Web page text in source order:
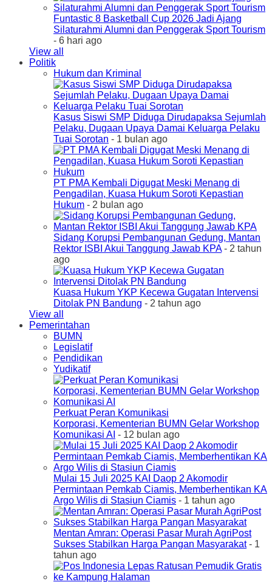
Funtastic 8 Basketball Cup 2026 Jadi Ajang
Silaturahmi Alumni dan Penggerak Sport Tourism
- 6 hari ago
View all
Politik
Hukum dan Kriminal
Kasus Siswi SMP Diduga Dirudapaksa Sejumlah
Pelaku, Dugaan Upaya Damai Keluarga Pelaku
Tuai Sorotan - 1 bulan ago
PT PMA Kembali Digugat Meski Menang di
Pengadilan, Kuasa Hukum Soroti Kepastian
Hukum - 2 bulan ago
Sidang Korupsi Pembangunan Gedung, Mantan
Rektor ISBI Akui Tanggung Jawab KPA- 2 tahun
ago
Kuasa Hukum YKP Kecewa Gugatan Intervensi
Ditolak PN Bandung - 2 tahun ago
View all
Pemerintahan
BUMN
Legislatif
Pendidikan
Yudikatif
Perkuat Peran Komunikasi
Korporasi, Kementerian BUMN Gelar Workshop
Komunikasi AI - 12 bulan ago
Mulai 15 Juli 2025 KAI Daop 2 Akomodir
Permintaan Pemkab Ciamis, Memberhentikan KA
Argo Wilis di Stasiun Ciamis - 1 tahun ago
Mentan Amran: Operasi Pasar Murah AgriPost
Sukses Stabilkan Harga Pangan Masyarakat- 1
tahun ago